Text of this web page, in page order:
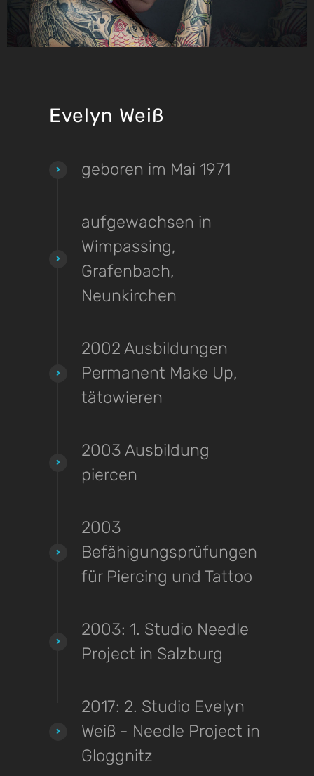
Evelyn Weiß
geboren im Mai 1971
aufgewachsen in
Wimpassing,
Grafenbach,
Neunkirchen
2002 Ausbildungen
Permanent Make Up,
tätowieren
2003 Ausbildung
piercen
2003
Befähigungsprüfungen
für Piercing und Tattoo
2003: 1. Studio Needle
Project in Salzburg
2017: 2. Studio Evelyn
Weiß - Needle Project in
Gloggnitz